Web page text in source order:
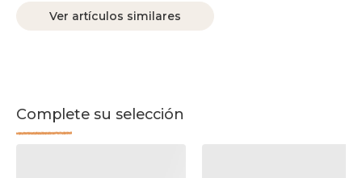
Ver artículos similares
Complete su selección